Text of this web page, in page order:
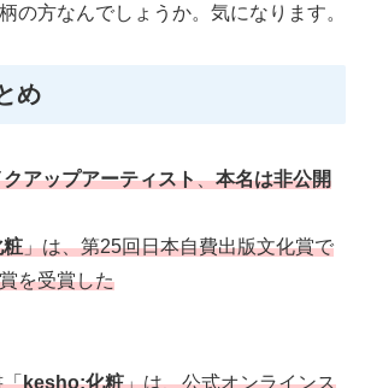
の方なんでしょうか。気になります。
め
アップアーティスト、本名は非公開
」は、第25回日本自費出版文化賞で
を受賞した
「kesho:化粧」は、公式オンラインス